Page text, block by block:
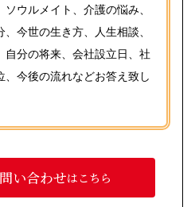
ウルメイト、介護の悩み、
今世の生き方、人生相談、
自分の将来、会社設立日、社
、今後の流れなどお答え致し
い合わせはこちら